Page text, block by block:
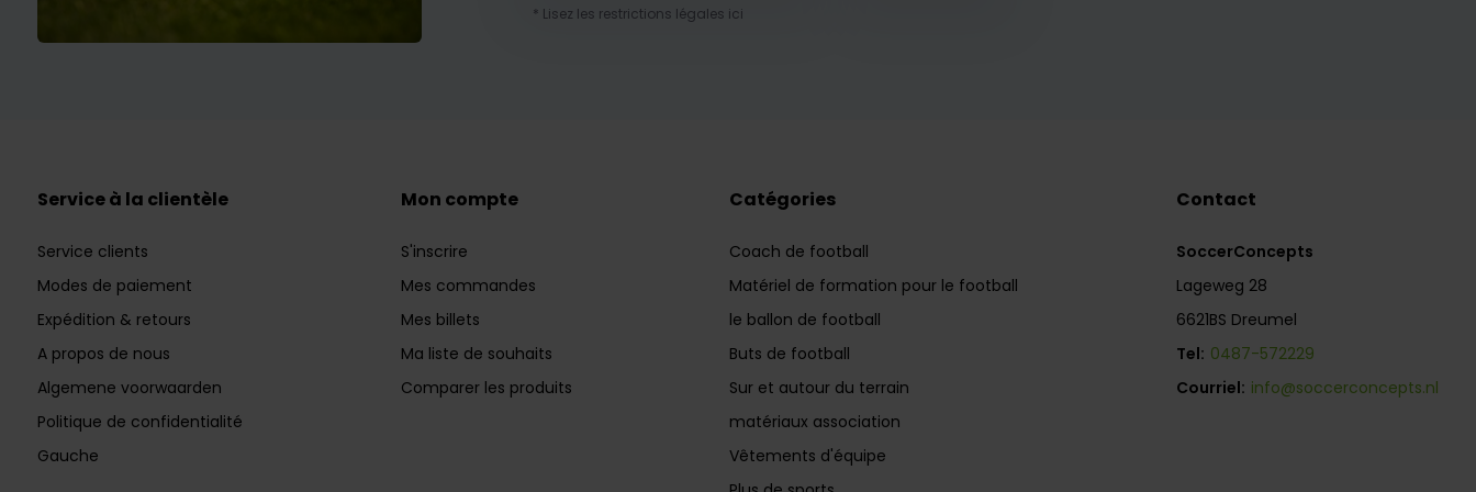
* Lisez les restrictions légales ici
Service à la clientèle
Service clients
Modes de paiement
Expédition & retours
A propos de nous
Algemene voorwaarden
Politique de confidentialité
Gauche
Mon compte
S'inscrire
Mes commandes
Mes billets
Ma liste de souhaits
Comparer les produits
Catégories
Coach de football
Matériel de formation pour le football
le ballon de football
Buts de football
Sur et autour du terrain
matériaux association
Vêtements d'équipe
Contact
SoccerConcepts
Lageweg 28
6621BS Dreumel
Tel: 0487-572229
Courriel: info@soccerconcepts.nl